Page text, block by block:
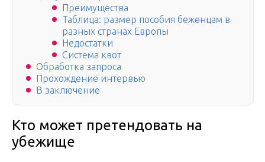
Преимущества
Таблица: размер пособия беженцам в
разных странах Европы
Недостатки
Система квот
Обработка запроса
Прохождение интервью
В заключение
Кто может претендовать на
убежище